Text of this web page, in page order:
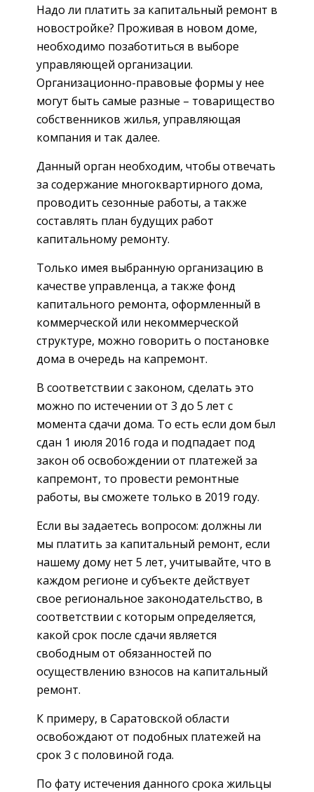
Надо ли платить за капитальный ремонт в
новостройке? Проживая в новом доме,
необходимо позаботиться в выборе
управляющей организации.
Организационно-правовые формы у нее
могут быть самые разные – товарищество
собственников жилья, управляющая
компания и так далее.
Данный орган необходим, чтобы отвечать
за содержание многоквартирного дома,
проводить сезонные работы, а также
составлять план будущих работ
капитальному ремонту.
Только имея выбранную организацию в
качестве управленца, а также фонд
капитального ремонта, оформленный в
коммерческой или некоммерческой
структуре, можно говорить о постановке
дома в очередь на капремонт.
В соответствии с законом, сделать это
можно по истечении от 3 до 5 лет с
момента сдачи дома. То есть если дом был
сдан 1 июля 2016 года и подпадает под
закон об освобождении от платежей за
капремонт, то провести ремонтные
работы, вы сможете только в 2019 году.
Если вы задаетесь вопросом: должны ли
мы платить за капитальный ремонт, если
нашему дому нет 5 лет, учитывайте, что в
каждом регионе и субъекте действует
свое региональное законодательство, в
соответствии с которым определяется,
какой срок после сдачи является
свободным от обязанностей по
осуществлению взносов на капитальный
ремонт.
К примеру, в Саратовской области
освобождают от подобных платежей на
срок 3 с половиной года.
По фату истечения данного срока жильцы